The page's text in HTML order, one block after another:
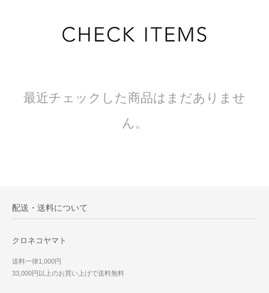
最近チェックした商品はまだありませ
ん。
配送・送料について
クロネコヤマト
送料一律1,000円
33,000円以上のお買い上げで送料無料